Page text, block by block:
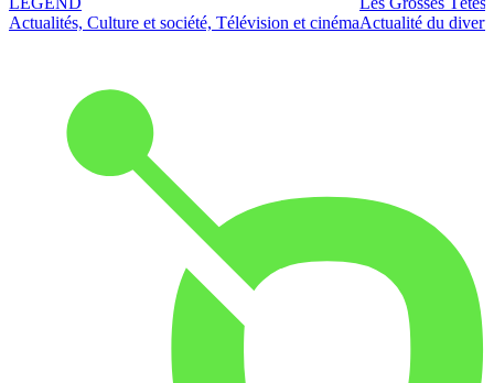
Actualités, Culture et société, Télévision et cinémaActualité du